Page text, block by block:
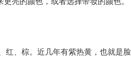
红、棕。近几年有紫热黄，也就是脸